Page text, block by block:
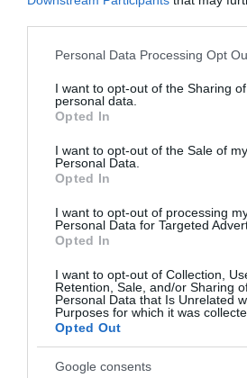
Please note that this website/app
not limited to your visit or usage
grant or deny consent to Google and
use your data for below specified
consent section.
Personal Data Processing Opt
I want to opt-out of the Sharing
personal data.
Opted In
I want to opt-out of the Sale of my
Personal Data.
Opted In
I want to opt-out of processing
Personal Data for Targeted
Opted In
I want to opt-out of Collection,
Retention, Sale, and/or Sharing
Personal Data that Is Unrelated
Purposes for which it was
Opted Out
Google consents
Παρακαλώ Περιμένετε...
ΔΕΥΤΕΡΑ – ΡΕΜΟΣ ΑΝΤΩΝΗΣ